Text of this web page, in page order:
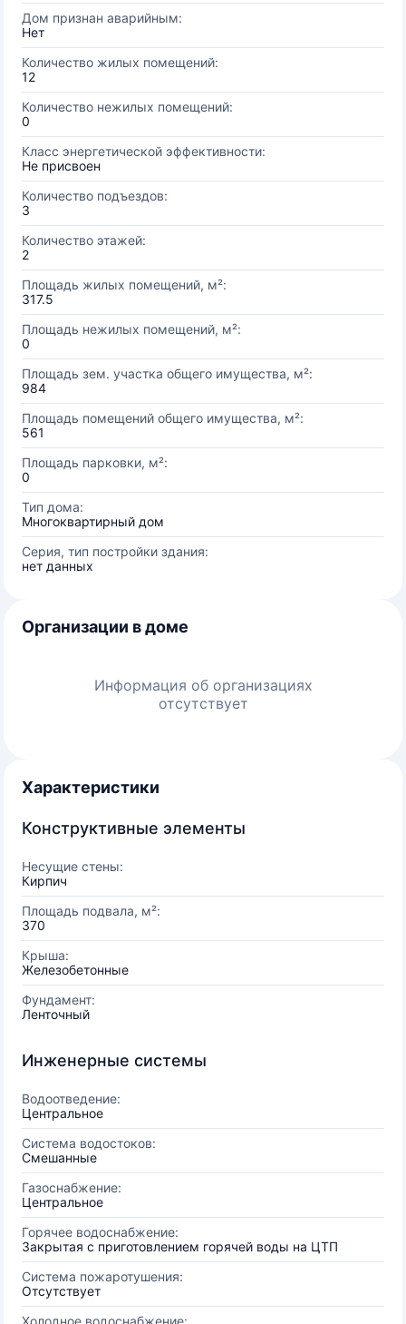
Дом признан аварийным:
Нет
Количество жилых помещений:
12
Количество нежилых помещений:
0
Класс энергетической эффективности:
Не присвоен
Количество подъездов:
3
Количество этажей:
2
Площадь жилых помещений, м²:
317.5
Площадь нежилых помещений, м²:
0
Площадь зем. участка общего имущества, м²:
984
Площадь помещений общего имущества, м²:
561
Площадь парковки, м²:
0
Тип дома:
Многоквартирный дом
Серия, тип постройки здания:
нет данных
Организации в доме
Информация об организациях
отсутствует
Характеристики
Конструктивные элементы
Несущие стены:
Кирпич
Площадь подвала, м²:
370
Крыша:
Железобетонные
Фундамент:
Ленточный
Инженерные системы
Водоотведение:
Центральное
Система водостоков:
Смешанные
Газоснабжение:
Центральное
Горячее водоснабжение:
Закрытая с приготовлением горячей воды на ЦТП
Система пожаротушения:
Отсутствует
Холодное водоснабжение: